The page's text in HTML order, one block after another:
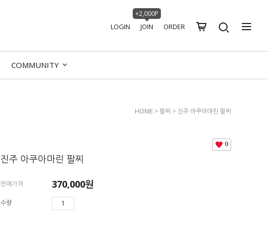
LOGIN JOIN
+2,000P
ORDER
COMMUNITY
HOME >팔찌 > 진주 아쿠아마린 팔찌
0
진주 아쿠아마린 팔찌
판매가격 370,000원
수량